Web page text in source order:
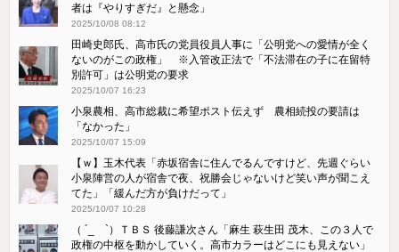
者は『やりすぎだ』と懸念」
2025/10/08 08:12
田崎史郎氏、高市氏の党員役員人事に「公明党への愛情が全く
ないのがこの政権」 ※入管改正法で「不法滞在の子に在留特
別許可」は公明党の要求
2025/10/07 16:23
小泉農相、高市総裁に希望ポスト伝えず 農相続投の要請は
「なかった」
2025/10/07 15:09
【ｗ】玉木代表「赤坂宿舎に住んでるんですけど、先週ぐらい
小泉陣営の人が宿舎で夜、祝勝会じゃないけど笑い声が聞こえ
てた」「緩んだ方が負けだって」
2025/10/07 10:28
（ ´_ゝ`）ＴＢＳ 後藤謙次さん「麻生 萩生田 茂木、この３人で
政権の中枢を動かしていく。高市カラーはどこにも見えない」